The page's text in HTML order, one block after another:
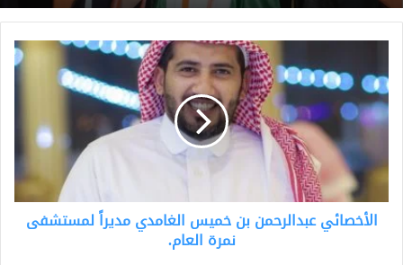
عبدالرحمن
بن
خميس
الغامدي
لمستشفى
نمرة
العام.
الأخصائي عبدالرحمن بن خميس الغامدي مديراً لمستشفى
نمرة العام.